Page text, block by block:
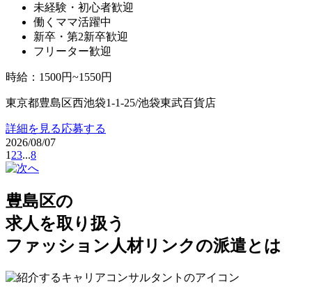
未経験・初心者歓迎
働くママ活躍中
新卒・第2新卒歓迎
フリーター歓迎
時給 ： 1500円~1550円
東京都豊島区西池袋1-1-25/池袋東武百貨店
詳細を見る応募する
2026/08/07
1 23...8
豊島区の
求人を取り扱う
ファッション人材リンクの派遣とは